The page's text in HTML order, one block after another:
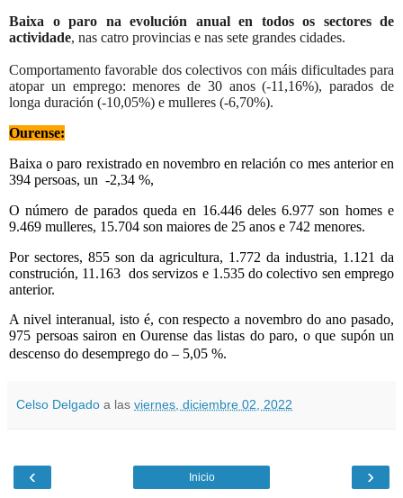
Baixa o paro na evolución anual en todos os sectores de
actividade, nas catro provincias e nas sete grandes cidades.
Comportamento favorable dos colectivos con máis dificultades para
atopar un emprego: menores de 30 anos (-11,16%), parados de
longa duración (-10,05%) e mulleres (-6,70%).
Ourense:
Baixa o paro rexistrado en novembro en relación co mes anterior en
394 persoas, un -2,34 %,
O número de parados queda en 16.446 deles 6.977 son homes e
9.469 mulleres, 15.704 son maiores de 25 anos e 742 menores.
Por sectores, 855 son da agricultura, 1.772 da industria, 1.121 da
construción, 11.163 dos servizos e 1.535 do colectivo sen emprego
anterior.
A nivel interanual, isto é, con respecto a novembro do ano pasado,
975 persoas sairon en Ourense das listas do paro, o que supón un
descenso do desemprego do – 5,05 %.
Celso Delgado a las viernes, diciembre 02, 2022
‹ ›
Inicio